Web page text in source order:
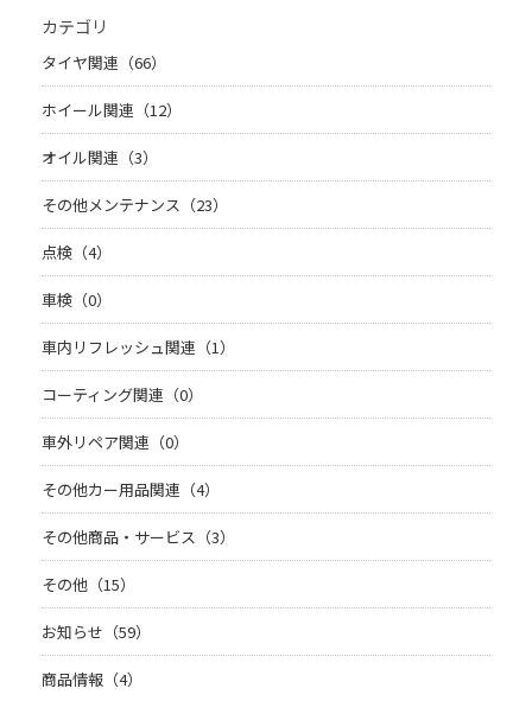
カテゴリ
タイヤ関連（66）
ホイール関連（12）
オイル関連（3）
その他メンテナンス（23）
点検（4）
車検（0）
車内リフレッシュ関連（1）
コーティング関連（0）
車外リペア関連（0）
その他カー用品関連（4）
その他商品・サービス（3）
その他（15）
お知らせ（59）
商品情報（4）